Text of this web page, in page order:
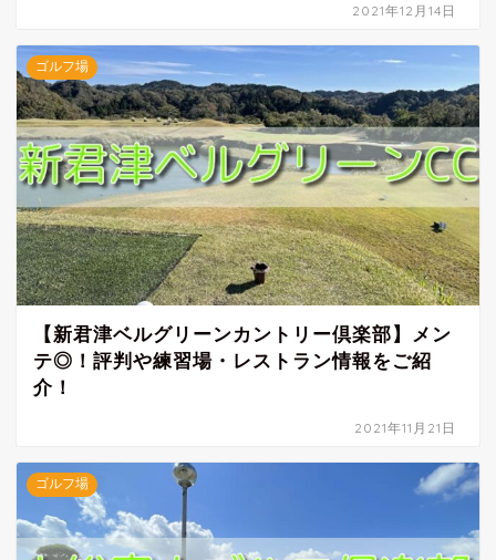
2021年12月14日
ゴルフ場
【新君津ベルグリーンカントリー倶楽部】メン
テ◎！評判や練習場・レストラン情報をご紹
介！
2021年11月21日
ゴルフ場